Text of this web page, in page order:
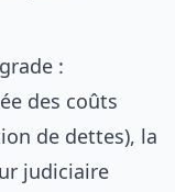
:
des coûts
de dettes), la
judiciaire